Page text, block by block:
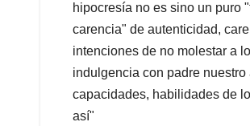
hipocresía no es sino un puro
carencia" de autenticidad,
intenciones de no molestar a
indulgencia con padre
capacidades, habilidades de
así"